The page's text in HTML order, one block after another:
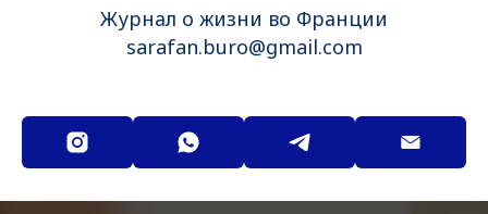
Журнал о жизни во Франции
sarafan.buro@gmail.com